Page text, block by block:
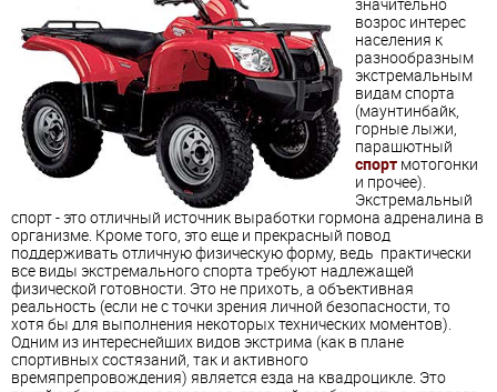
значительно
возрос интерес
населения к
разнообразным
экстремальным
видам спорта
(маунтинбайк,
горные лыжи,
парашютный
спорт мотогонки
и прочее).
Экстремальный
спорт - это отличный источник выработки гормона адреналина в
организме. Кроме того, это еще и прекрасный повод
поддерживать отличную физическую форму, ведь практически
все виды экстремального спорта требуют надлежащей
физической готовности. Это не прихоть, а объективная
реальность (если не с точки зрения личной безопасности, то
хотя бы для выполнения некоторых технических моментов).
Одним из интереснейших видов экстрима (как в плане
спортивных состязаний, так и активного
времяпрепровождения) является езда на квадроцикле. Это